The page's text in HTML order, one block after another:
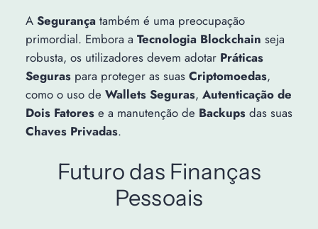
A Segurançatambém é uma preocupação
primordial. Embora a Tecnologia Blockchain seja
robusta, os utilizadores devem adotar Práticas
Seguraspara proteger as suas Criptomoedas,
como o uso de Wallets Seguras, Autenticação de
Dois Fatorese a manutenção de Backupsdas suas
Chaves Privadas.
Futuro das Finanças
Pessoais